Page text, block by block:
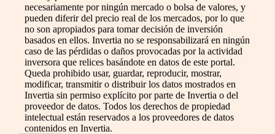
necesariamente por ningún mercado o bolsa de valores, y
pueden diferir del precio real de los mercados, por lo que
no son apropiados para tomar decisión de inversión
basados en ellos. Invertia no se responsabilizará en ningún
caso de las pérdidas o daños provocadas por la actividad
inversora que relices basándote en datos de este portal.
Queda prohibido usar, guardar, reproducir, mostrar,
modificar, transmitir o distribuir los datos mostrados en
Invertia sin permiso explícito por parte de Invertia o del
proveedor de datos. Todos los derechos de propiedad
intelectual están reservados a los proveedores de datos
contenidos en Invertia.